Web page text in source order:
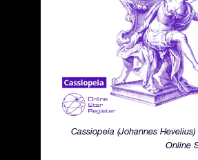
Cassiopeia (Johannes
Online